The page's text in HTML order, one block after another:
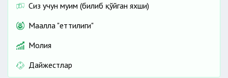
Сиз учун муҳим (билиб қўйган яхши)
Маҳалла "еттилиги"
Молия
Дайжестлар